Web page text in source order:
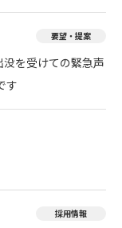
要望・提案
を受けての緊急声
す
採用情報